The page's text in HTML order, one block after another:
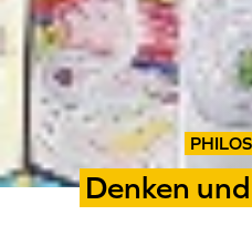
Denken